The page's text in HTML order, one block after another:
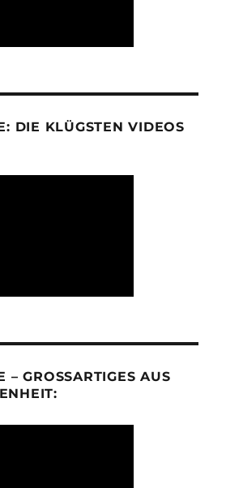
DIE KLÜGSTEN VIDEOS
GROSSARTIGES AUS D